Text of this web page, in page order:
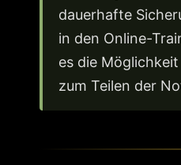
dauerhafte
in den Online-
es die
zum Teilen der